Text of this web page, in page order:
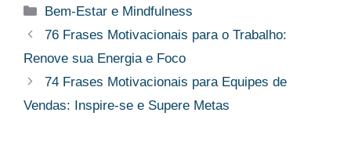
Categorias
Bem-Estar e Mindfulness
76 Frases Motivacionais para o Trabalho:
Renove sua Energia e Foco
74 Frases Motivacionais para Equipes de
Vendas: Inspire-se e Supere Metas